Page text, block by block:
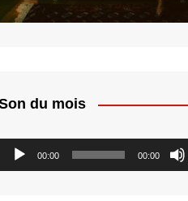
du mois
Lecteur
00:00 00:00